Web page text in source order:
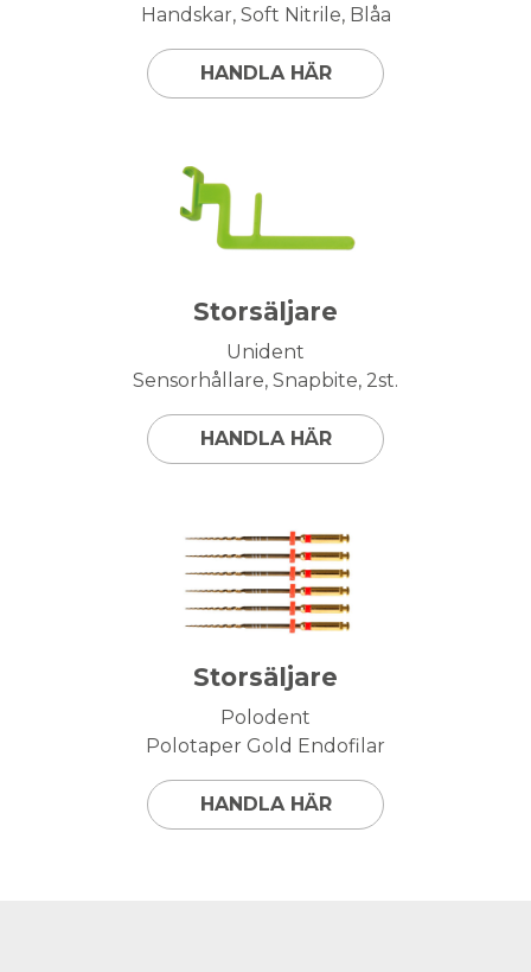
Handskar, Soft Nitrile, Blåa
HANDLA HÄR
Storsäljare
Unident
Sensorhållare, Snapbite, 2st.
HANDLA HÄR
Storsäljare
Polodent
Polotaper Gold Endofilar
HANDLA HÄR